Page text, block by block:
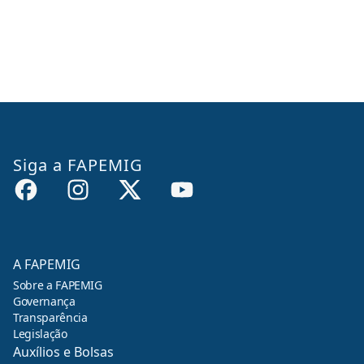
Siga a FAPEMIG
A FAPEMIG
Sobre a FAPEMIG
Governança
Transparência
Legislação
Auxílios e Bolsas